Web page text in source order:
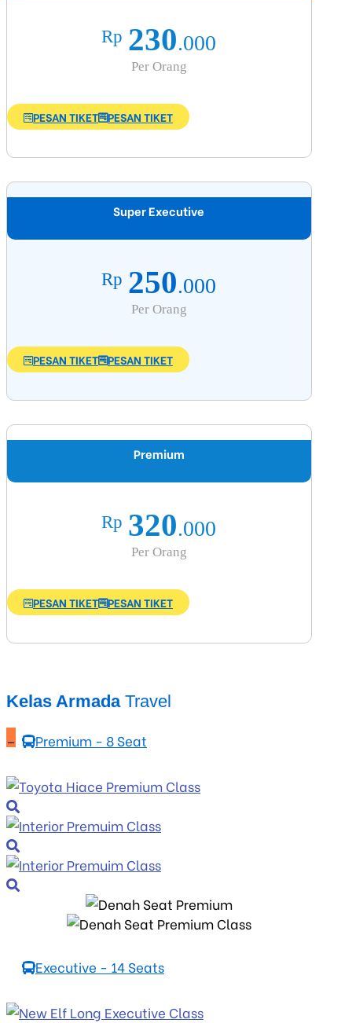
Rp 230.000
Per Orang
PESAN TIKET PESAN TIKET
Super Executive
Rp 250.000
Per Orang
PESAN TIKET PESAN TIKET
Premium
Rp 320.000
Per Orang
PESAN TIKET PESAN TIKET
Kelas ArmadaTravel
_
Premium - 8 Seat
Executive - 14 Seats